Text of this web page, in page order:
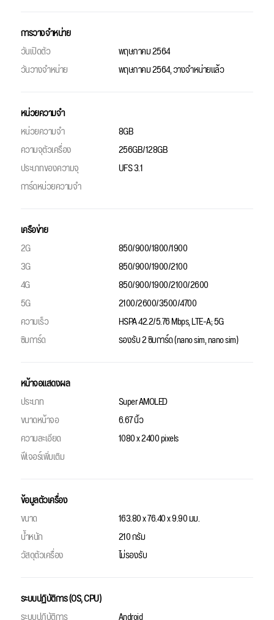
การวางจำหน่าย
วันเปิดตัว
พฤษภาคม 2564
วันวางจำหน่าย
พฤษภาคม 2564, วางจำหน่ายแล้ว
หน่วยความจำ
หน่วยความจำ
8GB
ความจุตัวเครื่อง
256GB/128GB
ประเภทของความจุ
UFS 3.1
การ์ดหน่วยความจำ
เครือข่าย
2G
850/900/1800/1900
3G
850/900/1900/2100
4G
850/900/1900/2100/2600
5G
2100/2600/3500/4700
ความเร็ว
HSPA 42.2/5.76 Mbps, LTE-A; 5G
ซิมการ์ด
รองรับ 2 ซิมการ์ด (nano sim, nano sim)
หน้าจอแสดงผล
ประเภท
Super AMOLED
ขนาดหน้าจอ
6.67 นิ้ว
ความละเอียด
1080 x 2400 pixels
ฟีเจอร์เพิ่มเติม
ข้อมูลตัวเครื่อง
ขนาด
163.80 x 76.40 x 9.90 มม.
น้ำหนัก
210 กรัม
วัสดุตัวเครื่อง
ไม่รองรับ
ระบบปฏิบัติการ (OS, CPU)